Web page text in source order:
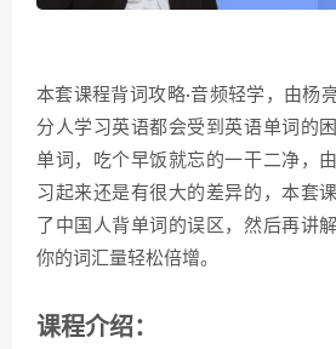
本套课程背词攻略·音频轻学，由杨
分人学习英语都会受到英语单词的
单词，吃个早饭就忘的一干二净，
习起来还是有很大的差异的，本套
了中国人背单词的误区，然后再讲
你的词汇量轻松倍增。
课程介绍：